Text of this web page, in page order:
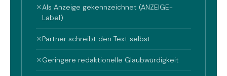
✕Als Anzeige gekennzeichnet (ANZEIGE-
Label)
✕Partner schreibt den Text selbst
✕Geringere redaktionelle Glaubwürdigkeit